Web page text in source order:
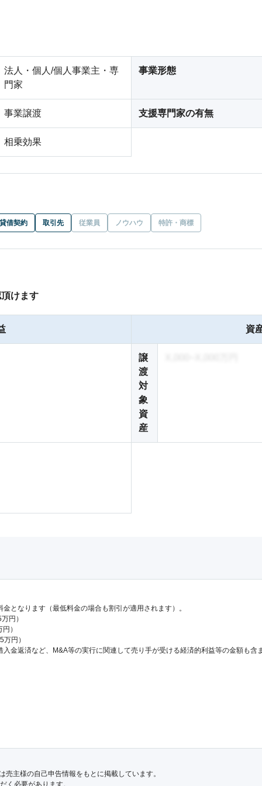
法人・個人/個人事業主・専
門家
事業形態
事業譲渡 支援専門家の有無
相乗効果
借契約 取引先 従業員 ノウハウ 特許・商標
けます
資
譲
渡
対
象
資
産
となります（最低料金の場合も割引が適用されます）。
円）
）
円）
金返済など、M&A等の実行に関連して売り手が受ける経済的利益等の金額も含
主様の自己申告情報をもとに掲載しています。
く必要があります。